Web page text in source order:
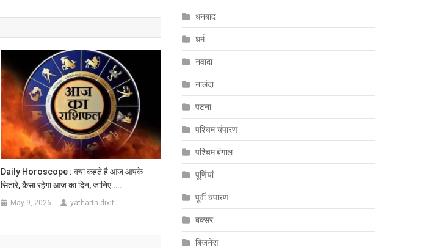
Daily Horoscope : क्या कहते है आज आपके
सितारे, कैसा रहेगा आज का दिन, जानिए…..
May 9, 2026 yatharth dixit
धनबाद
धर्म
नवादा
नालंदा
पटना
पश्चिम चंपारण
पश्चिम बंगाल
पूर्णियां
पूर्वी चंपारण
बक्सर
बिजनेस